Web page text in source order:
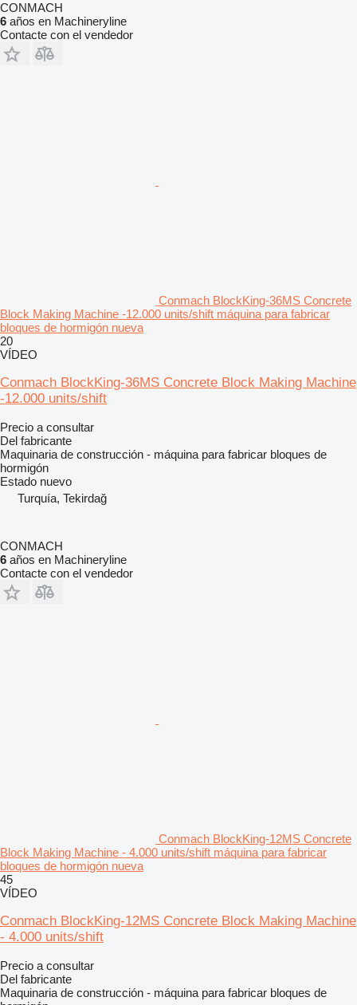
CONMACH
6 años en Machineryline
Contacte con el vendedor
Conmach BlockKing-36MS Concrete
Block Making Machine -12.000 units/shift máquina para fabricar
bloques de hormigón nueva
20
VÍDEO
Conmach BlockKing-36MS Concrete Block Making Machine
-12.000 units/shift
Precio a consultar
Del fabricante
Maquinaria de construcción - máquina para fabricar bloques de
hormigón
Estado nuevo
Turquía, Tekirdağ
CONMACH
6 años en Machineryline
Contacte con el vendedor
Conmach BlockKing-12MS Concrete
Block Making Machine - 4.000 units/shift máquina para fabricar
bloques de hormigón nueva
45
VÍDEO
Conmach BlockKing-12MS Concrete Block Making Machine
- 4.000 units/shift
Precio a consultar
Del fabricante
Maquinaria de construcción - máquina para fabricar bloques de